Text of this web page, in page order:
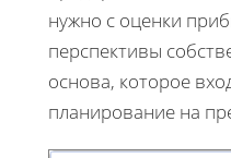
нужно с оценки
перспективы
основа, которое
планирование на